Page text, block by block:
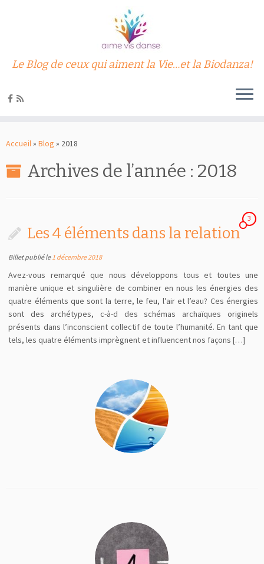
au
Le Blog de ceux qui aiment la Vie…et la Biodanza!
Accueil» Blog » 2018
Archives de l’année : 2018
Les 4 éléments dans la relation
3
Billet publié le1 décembre 2018
Avez-vous remarqué que nous développons tous et toutes une
manière unique et singulière de combiner en nous les énergies des
quatre éléments que sont la terre, le feu, l’air et l’eau? Ces énergies
sont des archétypes, c-à-d des schémas archaïques originels
présents dans l’inconscient collectif de toute l’humanité. En tant que
tels, les quatre éléments imprègnent et influencent nos façons […]